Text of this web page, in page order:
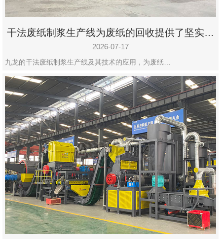
干法废纸制浆生产线为废纸的回收提供了坚实的
保障
2026-07-17
九龙的干法废纸制浆生产线及其技术的应用，为废纸…